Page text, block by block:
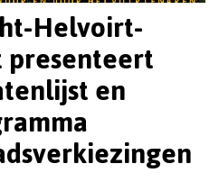
Helvoirt-
en